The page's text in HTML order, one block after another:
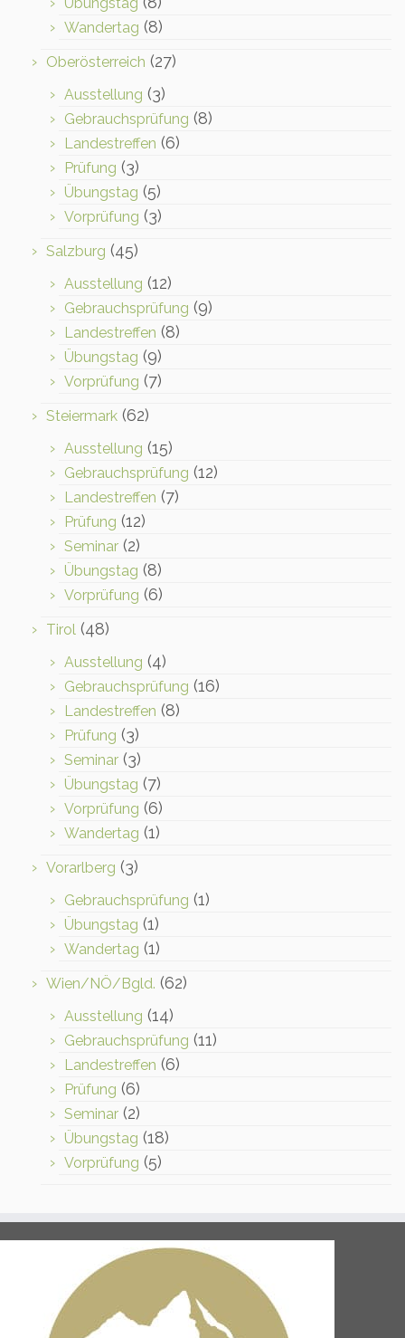
Wandertag (8)
Oberösterreich (27)
Ausstellung (3)
Gebrauchsprüfung (8)
Landestreffen (6)
Prüfung (3)
Übungstag (5)
Vorprüfung (3)
Salzburg (45)
Ausstellung (12)
Gebrauchsprüfung (9)
Landestreffen (8)
Übungstag (9)
Vorprüfung (7)
Steiermark (62)
Ausstellung (15)
Gebrauchsprüfung (12)
Landestreffen (7)
Prüfung (12)
Seminar (2)
Übungstag (8)
Vorprüfung (6)
Tirol (48)
Ausstellung (4)
Gebrauchsprüfung (16)
Landestreffen (8)
Prüfung (3)
Seminar (3)
Übungstag (7)
Vorprüfung (6)
Wandertag (1)
Vorarlberg (3)
Gebrauchsprüfung (1)
Übungstag (1)
Wandertag (1)
Wien/NÖ/Bgld. (62)
Ausstellung (14)
Gebrauchsprüfung (11)
Landestreffen (6)
Prüfung (6)
Seminar (2)
Übungstag (18)
Vorprüfung (5)